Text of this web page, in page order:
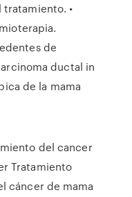
tratamiento. •
de
ductal in
de la mama
del cancer
Tratamiento
cáncer de mama